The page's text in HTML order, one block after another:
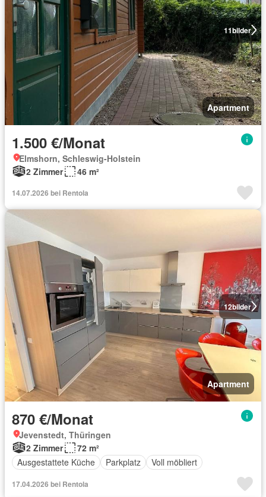
11bilder
Apartment
1.500 €/Monat
Elmshorn, Schleswig-Holstein
2 Zimmer
46 m²
14.07.2026 bei Rentola
12bilder
Apartment
870 €/Monat
Jevenstedt, Thüringen
2 Zimmer
72 m²
Ausgestattete Küche
Parkplatz Voll möbliert
17.04.2026 bei Rentola